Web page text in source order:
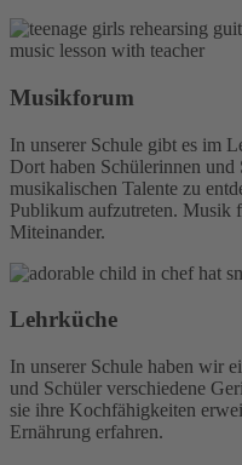
Musikforum
In unserer Schule gibt es im
Dort haben Schülerinnen
musikalischen Talente zu
Publikum aufzutreten. Musik
Miteinander.
Lehrküche
In unserer Schule haben wir
und Schüler verschiedene
sie ihre Kochfähigkeiten
Ernährung erfahren.